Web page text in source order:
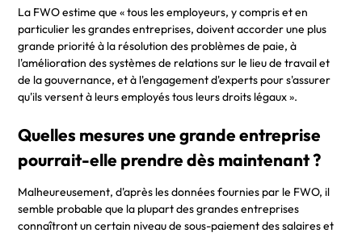
La FWO estime que « tous les employeurs, y compris et en
particulier les grandes entreprises, doivent accorder une plus
grande priorité à la résolution des problèmes de paie, à
l'amélioration des systèmes de relations sur le lieu de travail et
de la gouvernance, et à l'engagement d'experts pour s'assurer
qu'ils versent à leurs employés tous leurs droits légaux ».
Quelles mesures une grande entreprise
pourrait-elle prendre dès maintenant ?
Malheureusement, d'après les données fournies par le FWO, il
semble probable que la plupart des grandes entreprises
connaîtront un certain niveau de sous-paiement des salaires et